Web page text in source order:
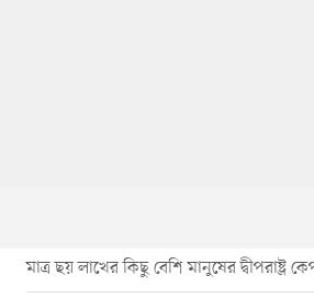
মাত্র ছয় লাখের কিছু বেশি মানুষের দ্বীপরাষ্ট্র